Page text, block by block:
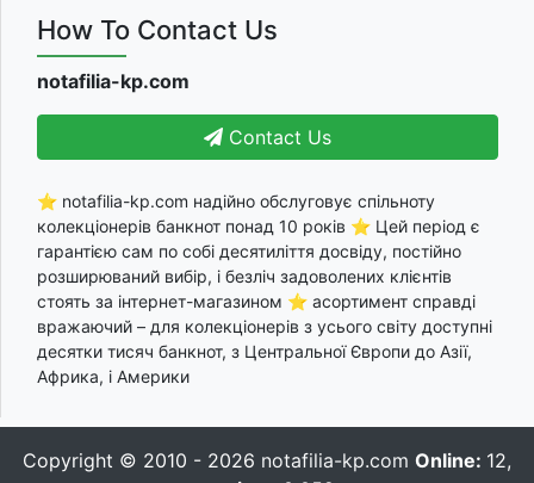
How To Contact Us
notafilia-kp.com
Contact Us
⭐ notafilia-kp.com надійно обслуговує спільноту
колекціонерів банкнот понад 10 років ⭐ Цей період є
гарантією сам по собі десятиліття досвіду, постійно
розширюваний вибір, і безліч задоволених клієнтів
стоять за інтернет-магазином ⭐ асортимент справді
вражаючий – для колекціонерів з усього світу доступні
десятки тисяч банкнот, з Центральної Європи до Азії,
Африка, і Америки
Copyright © 2010 - 2026 notafilia-kp.com Online: 12,